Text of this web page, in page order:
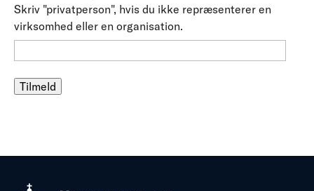
Skriv "privatperson", hvis du ikke repræsenterer en
virksomhed eller en organisation.